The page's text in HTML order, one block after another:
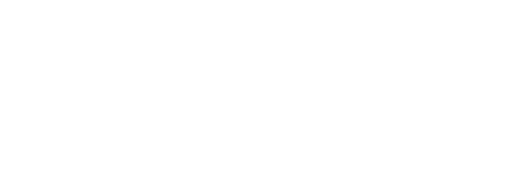
haine, incaltaminte, coafuri, tunsori, desene de colorat, poze cu modele de manichiuri!❤️